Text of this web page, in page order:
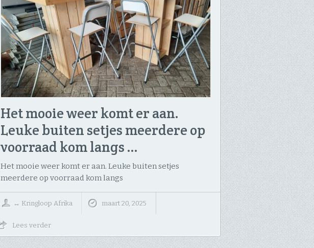
Het mooie weer komt er aan.
Leuke buiten setjes meerdere op
voorraad kom langs …
Het mooie weer komt er aan. Leuke buiten setjes
meerdere op voorraad kom langs
↔ Kringloop Afrika maart 20, 2025
Lees verder